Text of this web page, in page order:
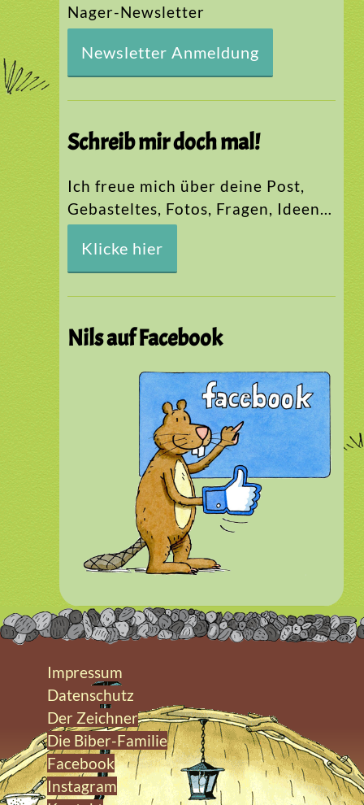
Nager-Newsletter
Newsletter Anmeldung
Schreib mir doch mal!
Ich freue mich über deine Post,
Gebasteltes, Fotos, Fragen, Ideen…
Klicke hier
Nils auf Facebook
Impressum
Datenschutz
Der Zeichner
Die Biber-Familie
Facebook
Instagram